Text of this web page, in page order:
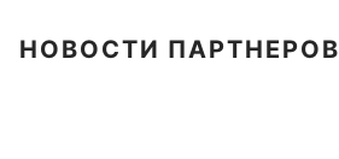
НОВОСТИ ПАРТНЕРОВ